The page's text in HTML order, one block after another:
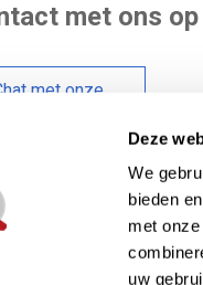
Deze
We
bieden
met
uw
met ons op
met onze